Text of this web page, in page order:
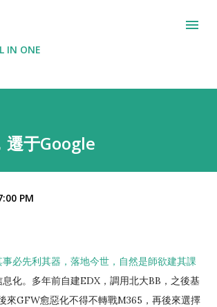
IN ONE
遷于Google
PM
事必先利其器，落地今世，自然是師欲建其課
息化。多年前自建EDX，調用北大BB，之後基
來GFW愈惡化不得不轉戰M365，再後來選擇